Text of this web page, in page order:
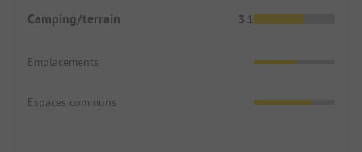
Camping/terrain 3.1
Emplacements
Espaces communs